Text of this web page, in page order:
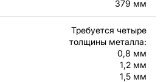
включая продажу
по этим чертежам.
и распространение
отредактированных файлов
379 мм
Требуется четыре
толщины металла:
0,8 мм
1,2 мм
1,5 мм